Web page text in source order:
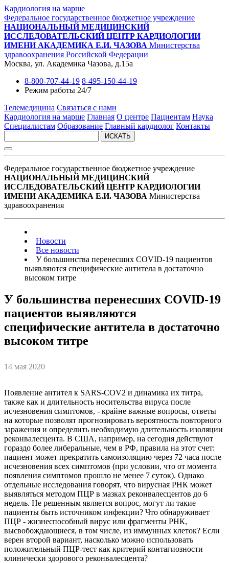
Кардиология на марше
Федеральное государственное бюджетное учреждение
НАЦИОНАЛЬНЫЙ МЕДИЦИНСКИЙ
ИССЛЕДОВАТЕЛЬСКИЙ ЦЕНТР КАРДИОЛОГИИ
ИМЕНИ АКАДЕМИКА Е.И. ЧАЗОВА Министерства
здравоохранения Российской Федерации
Москва, ул. Академика Чазова, д.15а
8-800-707-44-19 8-495-150-44-19
Режим работы 24/7
Телемедицина Связаться с нами
Кардиология на марше Главная О центре Пациентам Наука
Специалистам Образование Главный кардиолог Контакты
ИСКАТЬ
Федеральное государственное бюджетное учреждение
НАЦИОНАЛЬНЫЙ МЕДИЦИНСКИЙ
ИССЛЕДОВАТЕЛЬСКИЙ ЦЕНТР КАРДИОЛОГИИ
ИМЕНИ АКАДЕМИКА Е.И. ЧАЗОВА Министерства
здравоохранения
Новости
Все новости
У большинства перенесших COVID-19 пациентов
выявляются специфические антитела в достаточно
высоком титре
У большинства перенесших COVID-19
пациентов выявляются
специфические антитела в достаточно
высоком титре
14 мая 2020
Появление антител к SARS-COV2 и динамика их титра,
также как и длительность носительства вируса после
исчезновения симптомов, - крайне важные вопросы, ответы
на которые позволят прогнозировать вероятность повторного
заражения и определить необходимую длительность изоляции
реконвалесцента. В США, например, на сегодня действуют
гораздо более либеральные, чем в РФ, правила на этот счет:
пациент может прекратить самоизоляцию через 72 часа после
исчезновения всех симптомов (при условии, что от момента
появления симптомов прошло не менее 7 суток). Однако
отдельные исследования говорят, что вирусная РНК может
выявляться методом ПЦР в мазках реконвалесцентов до 6
недель. Не решенным является вопрос, могут ли такие
пациенты быть источником инфекции? Что обнаруживает
ПЦР - жизнеспособный вирус или фрагменты РНК,
высвобождающиеся, в том числе, из иммунных клеток? Если
верен второй вариант, насколько можно использовать
положительный ПЦР-тест как критерий контагиозности
клинически здорового реконвалесцента?